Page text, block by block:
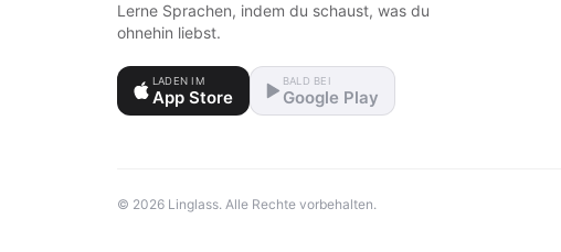
Lerne Sprachen, indem du schaust, was du
ohnehin liebst.
LADEN IM
App Store
BALD BEI
Google Play
© 2026 Linglass. Alle Rechte vorbehalten.